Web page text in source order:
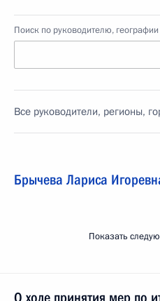
Поиск по руководителю,
Все руководители, регионы,
Брычева Лариса
Показать
О ходе принятия мер по